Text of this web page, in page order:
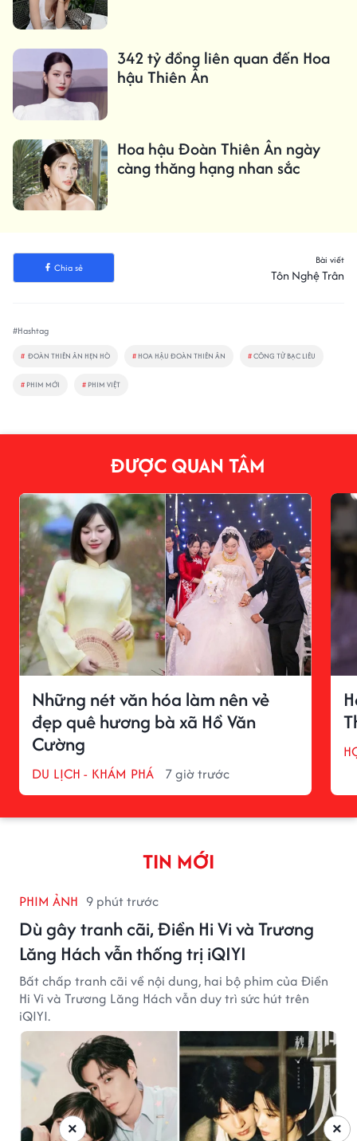
342 tỷ đồng liên quan đến Hoa
hậu Thiên Ân
Hoa hậu Đoàn Thiên Ân ngày
càng thăng hạng nhan sắc
Chia sẻ
Bài viết
Tôn Nghệ Trân
#Hashtag
# ĐOÀN THIÊN ÂN HẸN HÒ # HOA HẬU ĐOÀN THIÊN ÂN #CÔNG TỬ BẠC LIÊU
# PHIM MỚI # PHIM VIỆT
ĐƯỢC QUAN TÂM
Những nét văn hóa làm nên vẻ
đẹp quê hương bà xã Hồ Văn
Cường
DU LỊCH - KHÁM PHÁ 7 giờ trước
TIN MỚI
PHIM ẢNH 9 phút trước
Dù gây tranh cãi, Điền Hi Vi và Trương
Lăng Hách vẫn thống trị iQIYI
Bất chấp tranh cãi về nội dung, hai bộ phim của Điền
Hi Vi và Trương Lăng Hách vẫn duy trì sức hút trên
iQIYI.
×
×